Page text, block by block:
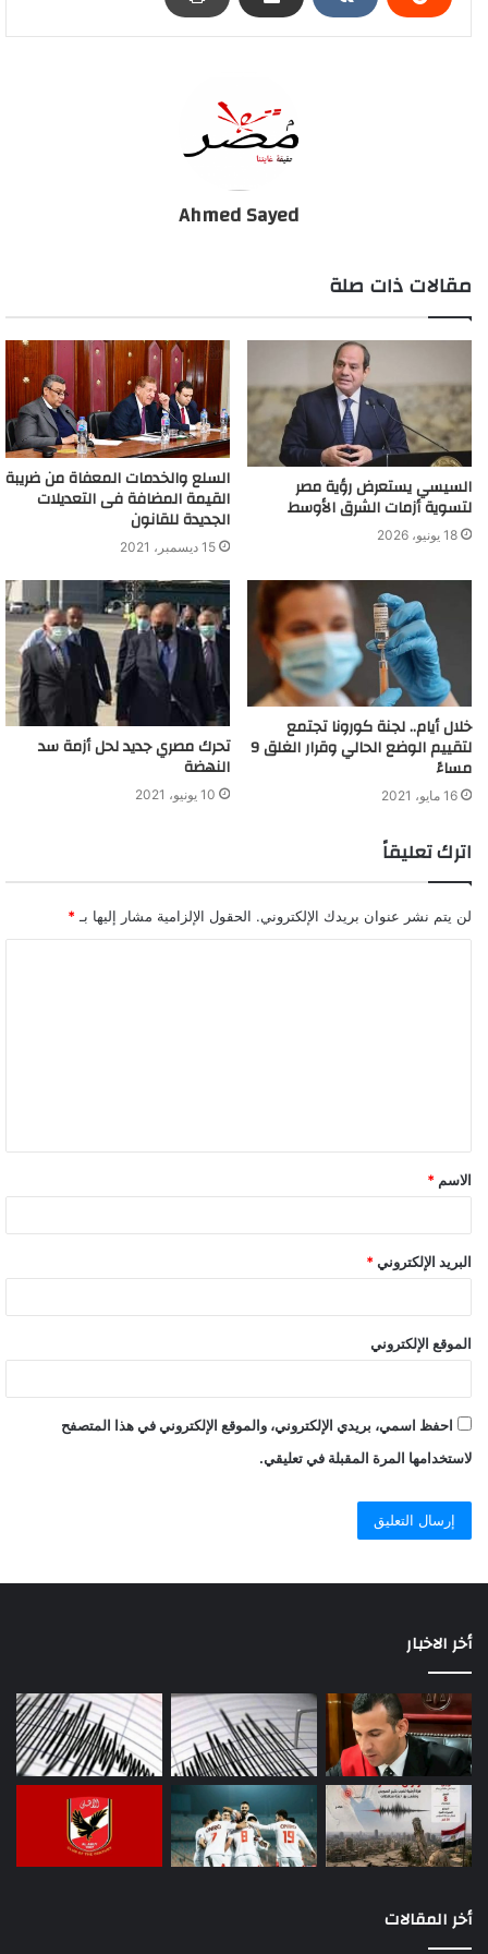
كما تم صرف مرتبات شهر مايو للعاملين بمديريات الإسكان والمرافق
من انتشار فيروس كورونا، وشددت وزارة المالية على ضرورة إتباع
الاجراءات الاحترازية عند التعامل مع ماكينات الصراف الآلي والالتزام
بالموعد المخصص للجهة التابع ليها.
"المالية" تستأنف صرف مرتبات شهر مايو لـ11 جهة حكومية
اليوم
Ahmed Sayed
مقالات ذات صلة
السيسي يستعرض رؤية مصر
لتسوية أزمات الشرق الأوسط
18 يونيو، 2026
السلع والخدمات المعفاة من ضريبة
القيمة المضافة فى التعديلات
الجديدة للقانون
15 ديسمبر، 2021
خلال أيام.. لجنة كورونا تجتمع
لتقييم الوضع الحالي وقرار الغلق 9
مساءً
16 مايو، 2021
تحرك مصري جديد لحل أزمة سد
النهضة
10 يونيو، 2021
اترك تعليقاً
لن يتم نشر عنوان بريدك الإلكتروني. الحقول الإلزامية مشار إليها بـ *
الاسم *
البريد الإلكتروني *
الموقع الإلكتروني
احفظ اسمي، بريدي الإلكتروني، والموقع الإلكتروني في هذا المتصفح
لاستخدامها المرة المقبلة في تعليقي.
أخر الاخبار
أخر المقالات